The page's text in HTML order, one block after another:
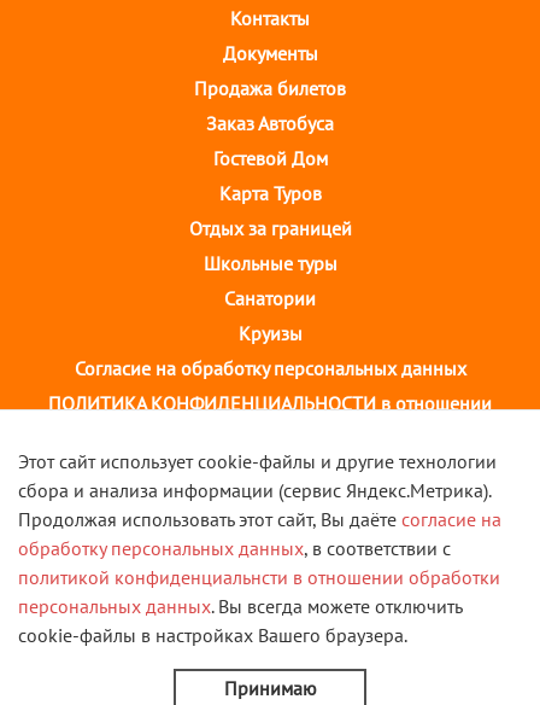
Контакты
Документы
Продажа билетов
Заказ Автобуса
Гостевой Дом
Карта Туров
Отдых за границей
Школьные туры
Санатории
Круизы
Согласие на обработку персональных данных
ПОЛИТИКА КОНФИДЕНЦИАЛЬНОСТИ в отношении
г. Иваново, ул. 10 августа, д.43 ТОЦ "Августин"
2 этаж, тел. +7(4932) 58-14-58
VK
© 2013 - 2026 Туристическая компания "Скорость". Все
права защищены.
Этот сайт использует cookie-файлы и другие технологии
сбора и анализа информации (сервис Яндекс.Метрика).
Продолжая использовать этот сайт, Вы даёте согласие на
обработку персональных данных, в соответствии с
политикой конфиденциальнсти в отношении обработки
персональных данных. Вы всегда можете отключить
cookie-файлы в настройках Вашего браузера.
Принимаю